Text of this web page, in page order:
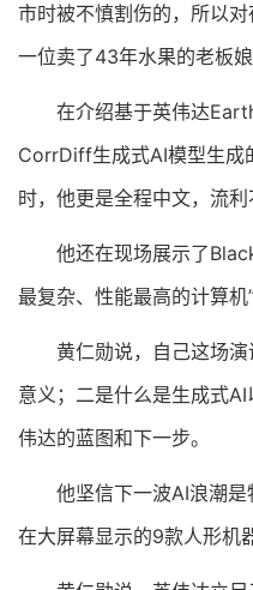
市时被不慎割伤的，所以
一位卖了43年水果的老板娘
在介绍基于英伟达
CorrDiff生成式AI模型生成
时，他更是全程中文，流利
他还在现场展示了
最复杂、性能最高的计算机”
黄仁勋说，自己这场演
意义；二是什么是生成式
伟达的蓝图和下一步。
他坚信下一波AI浪潮是
在大屏幕显示的9款人形机